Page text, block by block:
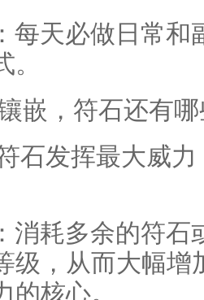
每天必做日常和
嵌，符石还有
石发挥最大威
消耗多余的符石
级，从而大幅增
的核心。